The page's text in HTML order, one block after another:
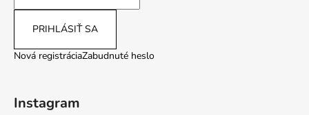
PRIHLÁSIŤ SA
Nová registráciaZabudnuté heslo
Instagram